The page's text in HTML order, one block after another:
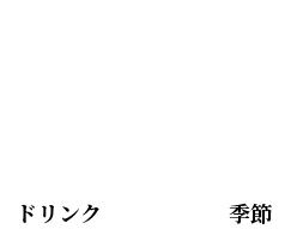
ドリンク 季節